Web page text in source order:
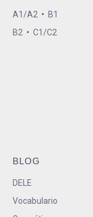
A1/A2 • B1
B2 • C1/C2
BLOG
DELE
Vocabulario